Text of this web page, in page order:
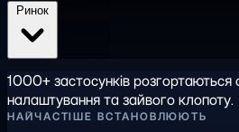
1000+ застосунків розгортаються
налаштування та зайвого клопоту.
НАЙЧАСТІШЕ ВСТАНОВЛЮЮТЬ